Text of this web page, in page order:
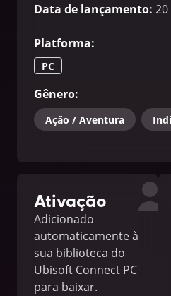
Data de lançamento:
Platforma:
PC
Gênero:
Ação / Aventura
Ativação
Adicionado
automaticamente à
sua biblioteca do
Ubisoft Connect PC
para baixar.